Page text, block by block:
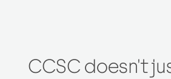
CCSC doesn't